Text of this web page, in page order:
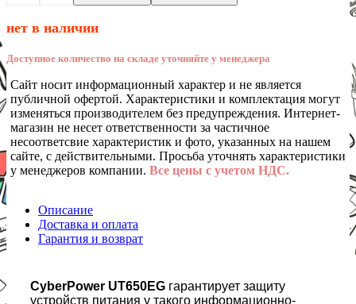
нет в наличии
Доступное количество на складе уточняйте у менеджера
Сайт носит информационный характер и не является
публичной офертой. Характеристики и комплектация могут
изменяться производителем без предупреждения. Интернет-
магазин не несет ответственности за частичное
несоответсвие характеристик и фото, указанных на нашем
сайте, с действительными. Просьба уточнять характеристики
у менеджеров компании. Все цены с учетом НДС.
Описание
Доставка и оплата
Гарантия и возврат
CyberPower UT650EG гарантирует защиту
устройств питания у такого информационно-